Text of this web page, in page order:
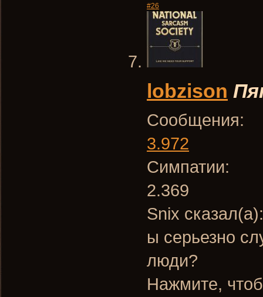
#26
lobzison
Сообщения:
3.972
Симпатии:
2.369
Snix
ы серьезно
люди?
Нажмите,